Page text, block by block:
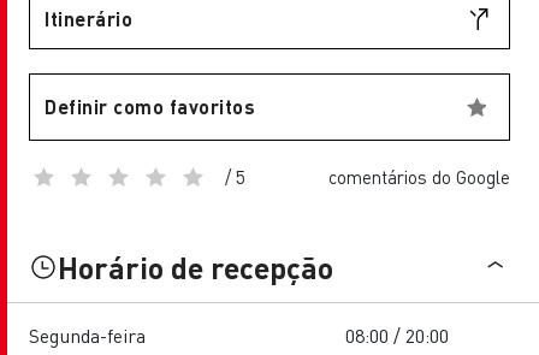
Itinerário
Definir como favoritos
/ 5 comentários do Google
Horário de recepção
Segunda-feira
08:00 / 20:00